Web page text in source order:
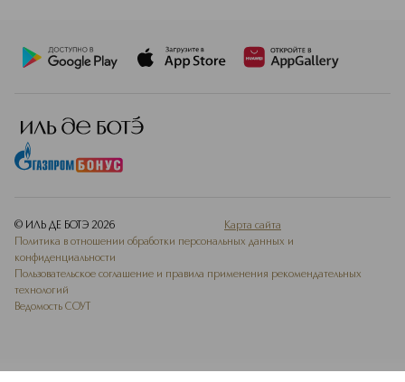
© ИЛЬ ДЕ БОТЭ 2026
Карта сайта
Политика в отношении обработки персональных данных и
конфиденциальности
Пользовательское соглашение и правила применения рекомендательных
технологий
Ведомость СОУТ